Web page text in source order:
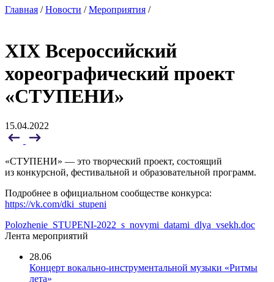
Главная /Новости /Мероприятия /
XIX Всероссийский
хореографический проект
«СТУПЕНИ»
15.04.2022
«СТУПЕНИ» — это творческий проект, состоящий
из конкурсной, фестивальной и образовательной программ.
Подробнее в официальном сообществе конкурса:
https://vk.com/dki_stupeni
Polozhenie_STUPENI-2022_s_novymi_datami_dlya_vsekh.doc
Лента мероприятий
28.06
Концерт вокально-инструментальной музыки «Ритмы
лета»